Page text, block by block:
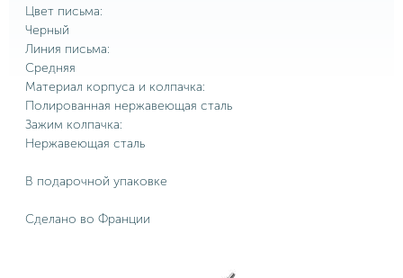
Цвет письма:
Черный
Линия письма:
Средняя
Материал корпуса и колпачка:
Полированная нержавеющая сталь
Зажим колпачка:
Нержавеющая сталь
В подарочной упаковке
Сделано во Франции